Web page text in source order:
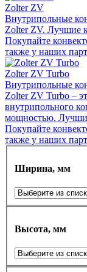
Zolter ZV
Внутрипольные
Zolter ZV. Лучшие
Покупайте
также у наших
Zolter ZV Turbo
Внутрипольные
Zolter ZV Turbo –
внутрипольного
мощностью.
Покупайте
также у наших
Ширина, мм
Высота, мм